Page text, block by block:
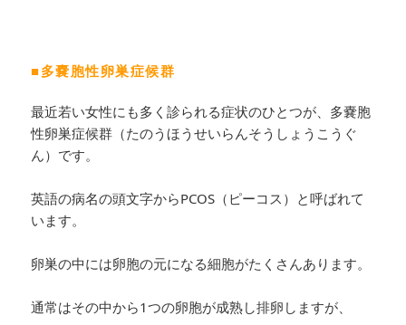
■多嚢胞性卵巣症候群
最近若い女性にも多く診られる症状のひとつが、多嚢胞
性卵巣症候群（たのうほうせいらんそうしょうこうぐ
ん）です。
英語の病名の頭文字からPCOS（ピーコス）と呼ばれて
います。
卵巣の中には卵胞の元になる細胞がたくさんあります。
通常はその中から1つの卵胞が成熟し排卵しますが、